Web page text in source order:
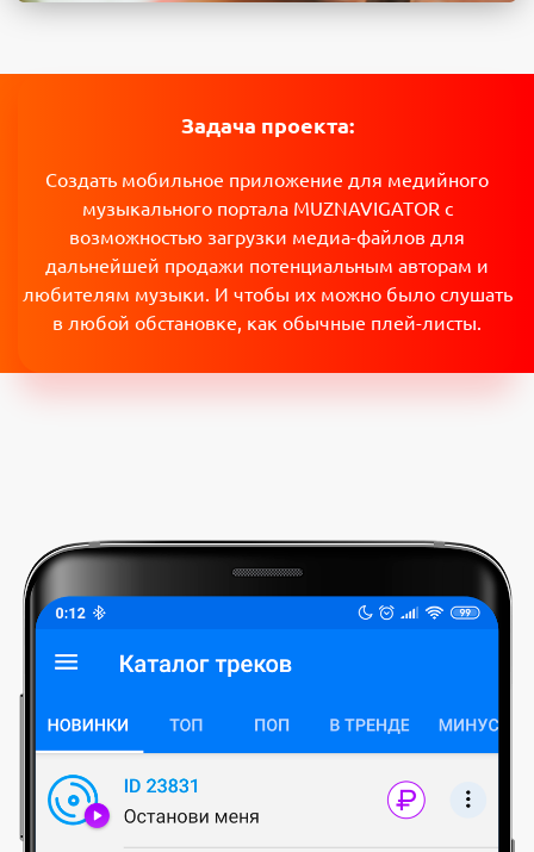
Задача проекта:
Создать мобильное приложение для медийного
музыкального портала MUZNAVIGATOR с
возможностью загрузки медиа-файлов для
дальнейшей продажи потенциальным авторам и
любителям музыки. И чтобы их можно было слушать
в любой обстановке, как обычные плей-листы.